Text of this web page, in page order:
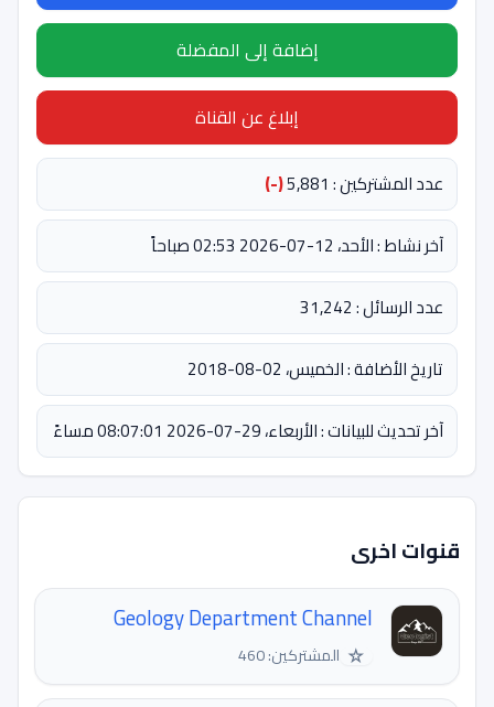
إضافة إلى المفضلة
إبلاغ عن القناة
عدد المشتركين : 5,881
(-)
آخر نشاط : الأحد، 12-07-2026 02:53 صباحاً
عدد الرسائل : 31,242
تاريخ الأضافة : الخميس، 02-08-2018
آخر تحديث للبيانات : الأربعاء، 29-07-2026 08:07:01 مساءً
قنوات اخرى
Geology Department Channel
☆ المشتركين: 460